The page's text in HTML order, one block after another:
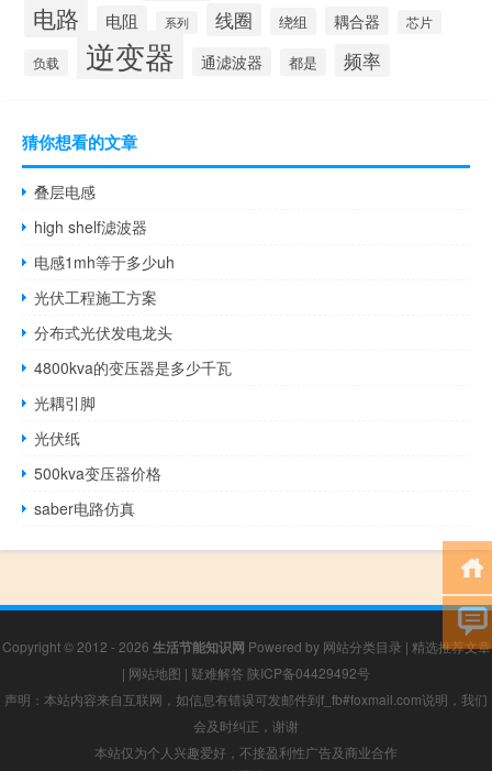
电路 电阻 系列 线圈 绕组 耦合器 芯片
负载 逆变器 通滤波器 都是 频率
猜你想看的文章
叠层电感
high shelf滤波器
电感1mh等于多少uh
光伏工程施工方案
分布式光伏发电龙头
4800kva的变压器是多少千瓦
光耦引脚
光伏纸
500kva变压器价格
saber电路仿真
Copyright © 2012 - 2026 生活节能知识网 Powered by 网站分类目录 | 精选推荐文章
| 网站地图 | 疑难解答 陕ICP备04429492号
声明：本站内容来自互联网，如信息有错误可发邮件到f_fb#foxmail.com说明，我们
会及时纠正，谢谢
本站仅为个人兴趣爱好，不接盈利性广告及商业合作